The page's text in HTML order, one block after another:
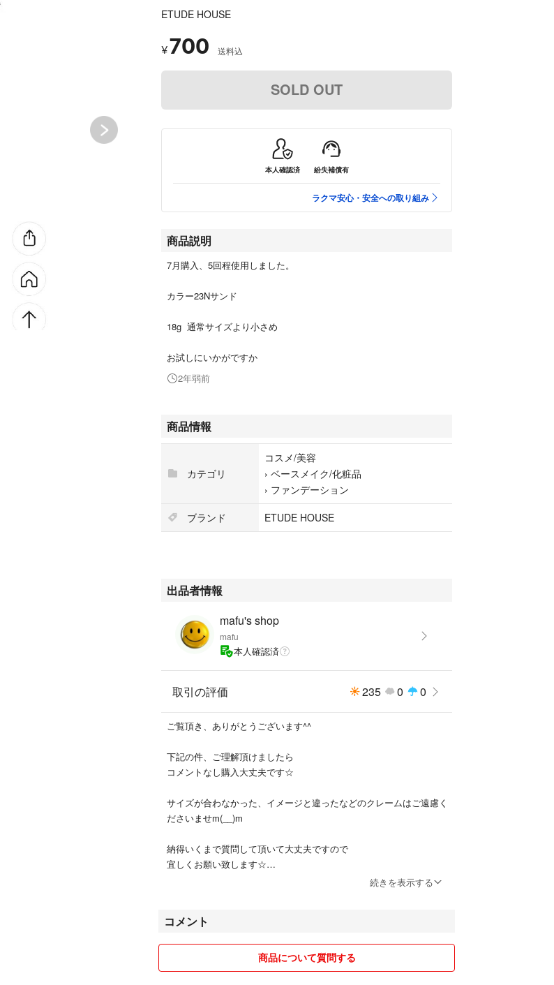
ETUDE HOUSE
¥700 送料込
SOLD OUT
本人確認済 紛失補償有
ラクマ安心・安全への取り組み
商品説明
7月購入、5回程使用しました。
カラー23Nサンド
18g 通常サイズより小さめ
お試しにいかがですか
2年弱前
商品情報
カテゴリ
コスメ/美容
› ベースメイク/化粧品
› ファンデーション
ブランド
ETUDE HOUSE
出品者情報
mafu's shop
mafu
本人確認済
取引の評価 235 0 0
ご覧頂き、ありがとうございます^^
下記の件、ご理解頂けましたら
コメントなし購入大丈夫です☆
サイズが合わなかった、イメージと違ったなどのクレームはご遠慮く
ださいませm(__)m
納得いくまで質問して頂いて大丈夫ですので
宜しくお願い致します☆
すので、ご購入前にコメント下さい(*´∀｀)
スムーズで気持ちの良いお取り引きを心掛けておりますので、宜しく
お願い致します^^
続きを表示する
コメント
商品について質問する